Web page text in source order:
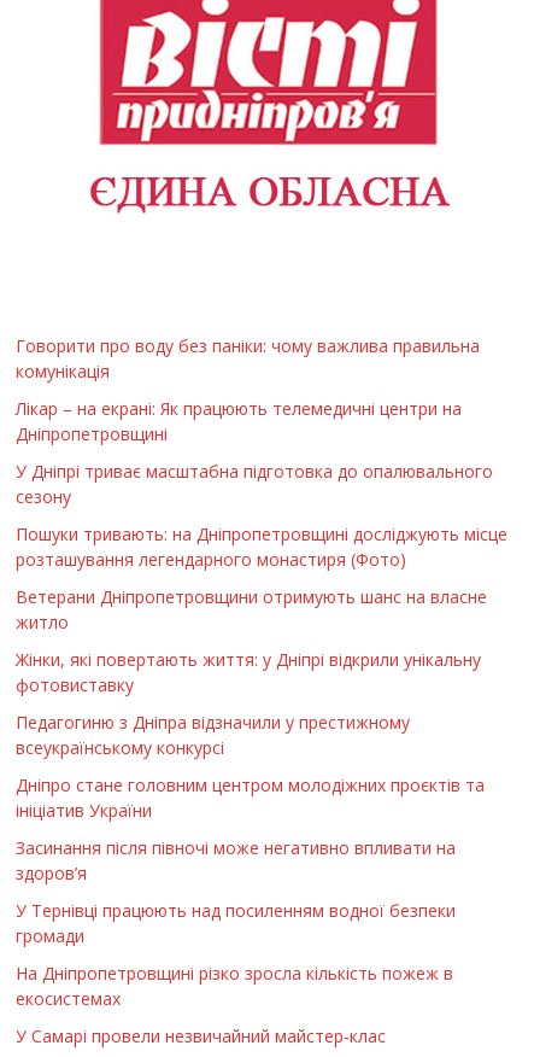
Говорити про воду без паніки: чому важлива правильна
комунікація
Лікар – на екрані: Як працюють телемедичні центри на
Дніпропетровщині
У Дніпрі триває масштабна підготовка до опалювального
сезону
Пошуки тривають: на Дніпропетровщині досліджують місце
розташування легендарного монастиря (Фото)
Ветерани Дніпропетровщини отримують шанс на власне
житло
Жінки, які повертають життя: у Дніпрі відкрили унікальну
фотовиставку
Педагогиню з Дніпра відзначили у престижному
всеукраїнському конкурсі
Дніпро стане головним центром молодіжних проєктів та
ініціатив України
Засинання після півночі може негативно впливати на
здоров’я
У Тернівці працюють над посиленням водної безпеки
громади
На Дніпропетровщині різко зросла кількість пожеж в
екосистемах
У Самарі провели незвичайний майстер-клас